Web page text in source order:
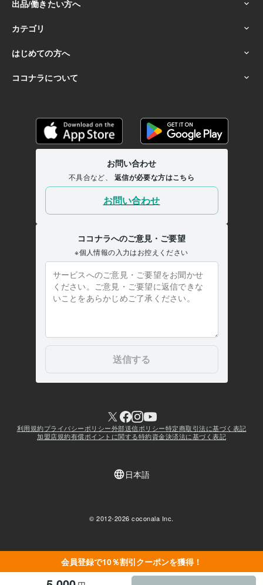
会員登録で10％割引クーポンを獲得！